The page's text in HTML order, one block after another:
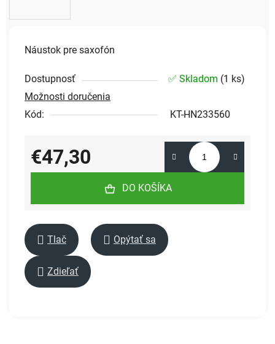
Náustok pre saxofón
Dostupnosť ✅ Skladom (1 ks)
Možnosti doručenia
Kód:
KT-HN233560
€47,30
Jednotková cena:
DO KOŠÍKA
Tlač Opýtať sa
Zdieľať